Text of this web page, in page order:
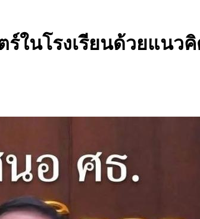
ร์ในโรงเรียนด้วยแน